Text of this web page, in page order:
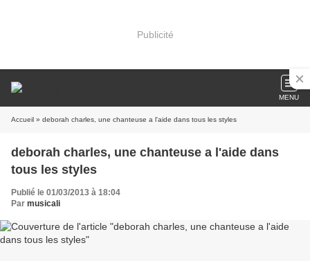
Publicité
MENU
Accueil » deborah charles, une chanteuse a l'aide dans tous les styles
deborah charles, une chanteuse a l'aide dans
tous les styles
Publié le 01/03/2013 à 18:04
Par musicali